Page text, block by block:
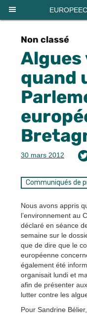
Non classé
Algues
quand
30 mars 2012
Communiqués de
Nous avons appris
l’environnement au
déclaré en séance
semaine sur le
que de dire que le
européenne
également été
organisait lundi et
afin de présenter
lutter contre les
Pour Sandrine